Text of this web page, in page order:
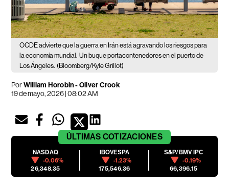
OCDE advierte que la guerra en Irán está agravando los riesgos para
la economía mundial. Un buque portacontenedores en el puerto de
Los Ángeles. (Bloomberg/Kyle Grillot)
PorWilliam Horobin - Oliver Crook
19 de mayo, 2026 | 08:02 AM
ÚLTIMAS COTIZACIONES
NASDAQ
-0.06%
26,348.35
IBOVESPA
-1.23%
175,546.36
S&P/BMV IPC
-0.19%
66,396.15